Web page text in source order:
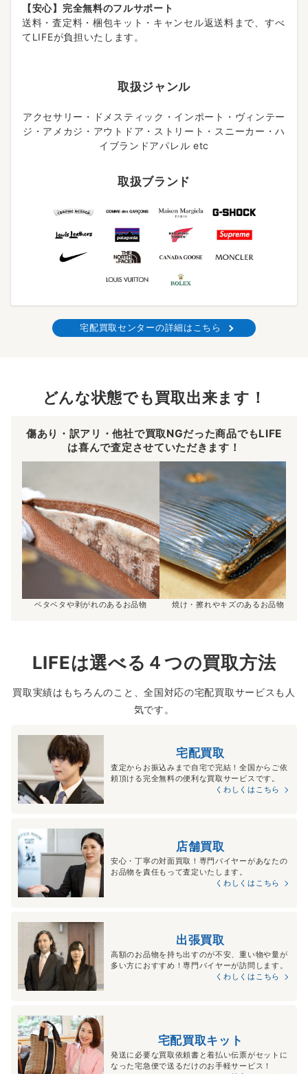
【安心】完全無料のフルサポート
送料・査定料・梱包キット・キャンセル返送料まで、すべ
てLIFEが負担いたします。
取扱ジャンル
アクセサリー・ドメスティック・インポート・ヴィンテー
ジ・アメカジ・アウトドア・ストリート・スニーカー・ハ
イブランドアパレル etc
取扱ブランド
宅配買取センターの詳細はこちら
どんな状態でも買取出来ます！
傷あり・訳アリ・他社で買取NGだった商品でもLIFE
は喜んで査定させていただきます！
ベタベタや剥がれのあるお品物 焼け・擦れやキズのあるお品物
LIFEは選べる４つの買取方法
買取実績はもちろんのこと、全国対応の宅配買取サービスも人
気です。
宅配買取
査定からお振込みまで自宅で完結！全国からご依
頼頂ける完全無料の便利な買取サービスです。
くわしくはこちら
店舗買取
安心・丁寧の対面買取！専門バイヤーがあなたの
お品物を責任もって査定いたします。
くわしくはこちら
出張買取
高額のお品物を持ち出すのが不安、重い物や量が
多い方におすすめ！専門バイヤーが訪問します。
くわしくはこちら
宅配買取キット
発送に必要な買取依頼書と着払い伝票がセットに
なった宅急便で送るだけのお手軽サービス！